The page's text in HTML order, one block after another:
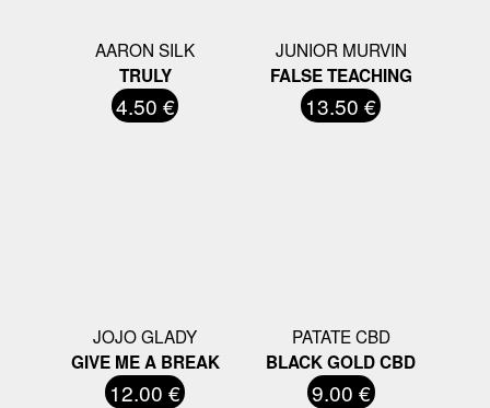
AARON SILK
TRULY
4.50 €
JUNIOR MURVIN
FALSE TEACHING
13.50 €
JOJO GLADY
GIVE ME A BREAK
12.00 €
PATATE CBD
BLACK GOLD CBD
9.00 €